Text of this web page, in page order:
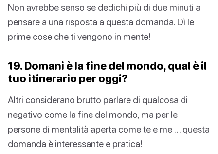
Non avrebbe senso se dedichi più di due minuti a
pensare a una risposta a questa domanda. Dì le
prime cose che ti vengono in mente!
19. Domani è la fine del mondo, qual è il
tuo itinerario per oggi?
Altri considerano brutto parlare di qualcosa di
negativo come la fine del mondo, ma per le
persone di mentalità aperta come te e me … questa
domanda è interessante e pratica!